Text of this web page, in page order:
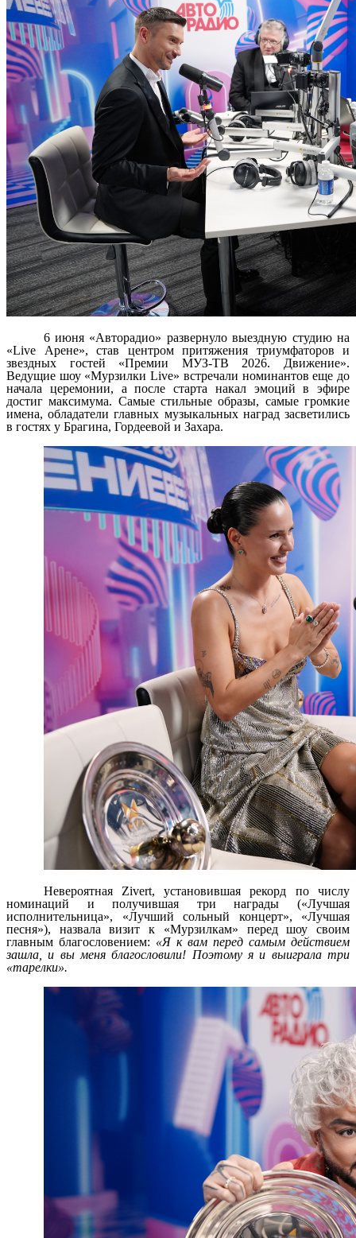
6 июня «Авторадио» развернуло выездную студию на
«Live Арене», став центром притяжения триумфаторов и
звездных гостей «Премии МУЗ-ТВ 2026. Движение».
Ведущие шоу «Мурзилки Live» встречали номинантов еще до
начала церемонии, а после старта накал эмоций в эфире
достиг максимума. Самые стильные образы, самые громкие
имена, обладатели главных музыкальных наград засветились
в гостях у Брагина, Гордеевой и Захара.
Невероятная Zivert, установившая рекорд по числу
номинаций и получившая три награды («Лучшая
исполнительница», «Лучший сольный концерт», «Лучшая
песня»), назвала визит к «Мурзилкам» перед шоу своим
главным благословением: «Я к вам перед самым действием
зашла, и вы меня благословили! Поэтому я и выиграла три
«тарелки».